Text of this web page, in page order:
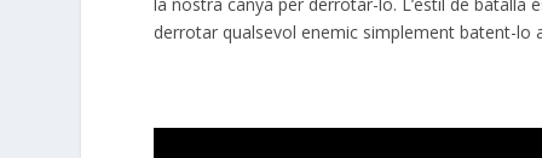
derrotar qualsevol enemic simplement batent-lo